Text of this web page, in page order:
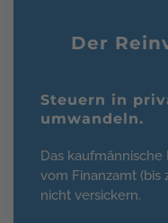
Der
Steuern in
umwandeln.
Das
vom Finanzamt (bis
nicht versickern.